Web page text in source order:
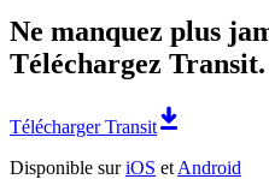
Ne manquez plus
Téléchargez Transit.
Télécharger Transit
Disponible suriOS et Android